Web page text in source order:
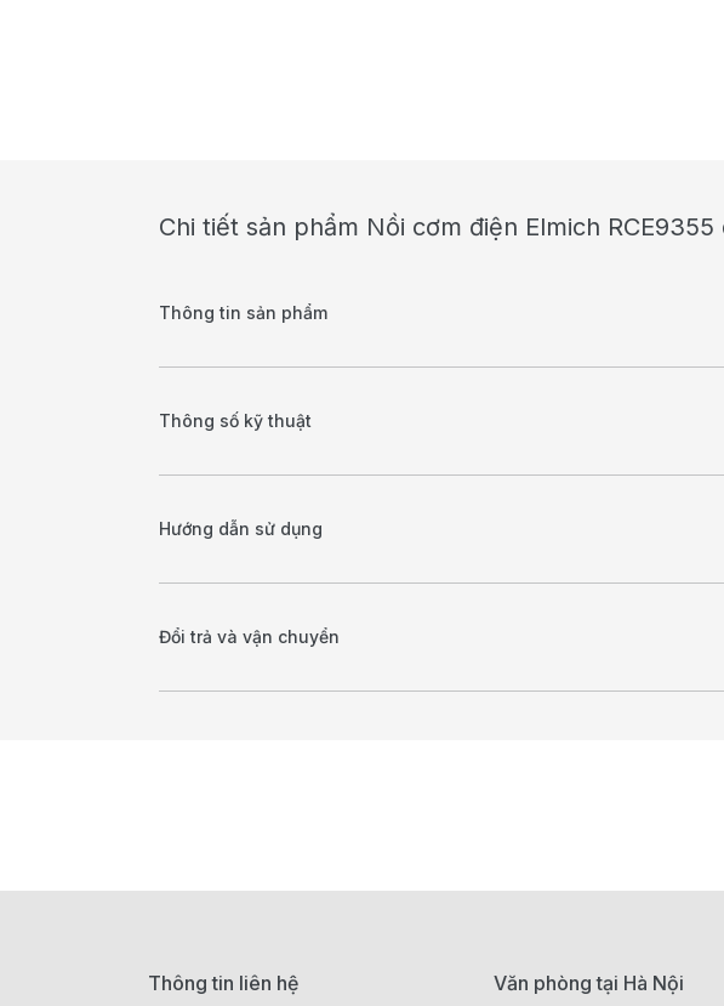
Chi tiết sản phẩm Nồi cơm điện Elmich RCE9355
Thông tin sản phẩm
Thông số kỹ thuật
Hướng dẫn sử dụng
Đổi trả và vận chuyển
Thông tin liên hệ Văn phòng tại Hà Nội